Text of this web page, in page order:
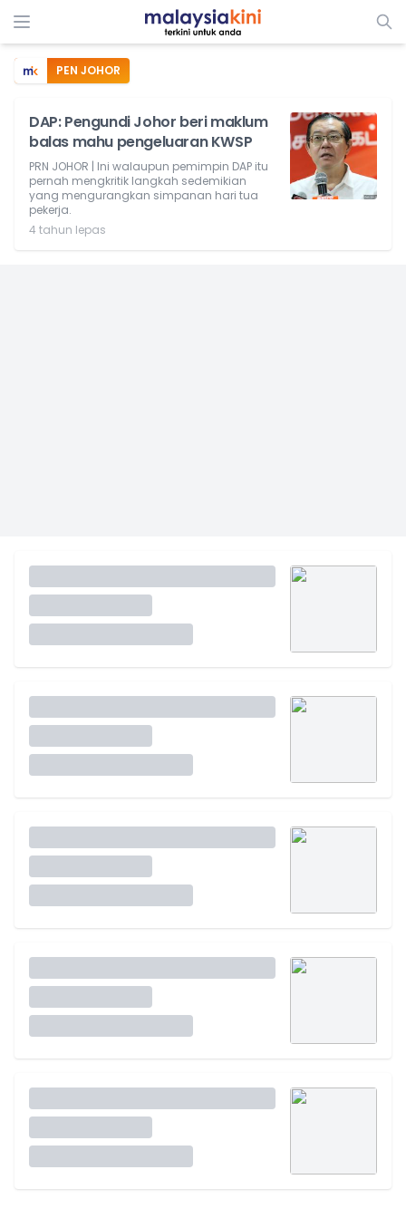
PEN JOHOR
DAP: Pengundi Johor beri maklum
balas mahu pengeluaran KWSP
PRN JOHOR | Ini walaupun pemimpin DAP itu
pernah mengkritik langkah sedemikian
yang mengurangkan simpanan hari tua
pekerja.
4 tahun lepas